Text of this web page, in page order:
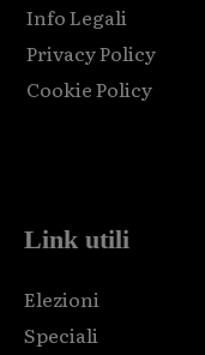
Info Legali
Privacy Policy
Cookie Policy
Link utili
Elezioni
Speciali